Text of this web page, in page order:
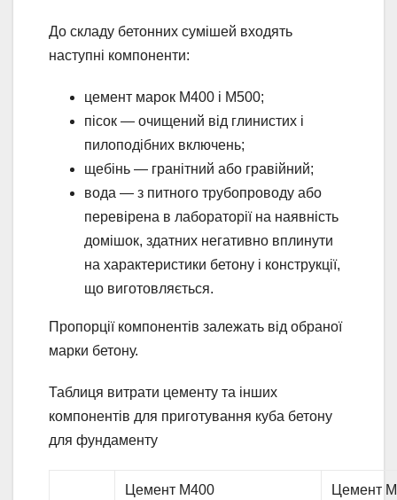
До складу бетонних сумішей входять
наступні компоненти:
цемент марок М400 і М500;
пісок — очищений від глинистих і
пилоподібних включень;
щебінь — гранітний або гравійний;
вода — з питного трубопроводу або
перевірена в лабораторії на наявність
домішок, здатних негативно вплинути
на характеристики бетону і конструкції,
що виготовляється.
Пропорції компонентів залежать від обраної
марки бетону.
Таблиця витрати цементу та інших
компонентів для приготування куба бетону
для фундаменту
Цемент М400 Цемент